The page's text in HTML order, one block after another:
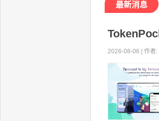
最新消息
2026-08-06 | 作者: